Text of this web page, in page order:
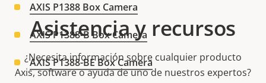
AXIS P1388 Box Camera
AXIS P1388-B Box Camera
AXIS P1388-BE Box Camera
Asistencia y recursos
¿Necesita información sobre cualquier producto
Axis, software o ayuda de uno de nuestros expertos?